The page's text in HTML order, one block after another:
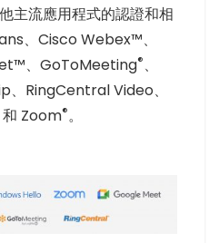
主流應用程式的認證和相
、Cisco Webex™、
、GoToMeeting®、
、RingCentral Video、
Zoom®。